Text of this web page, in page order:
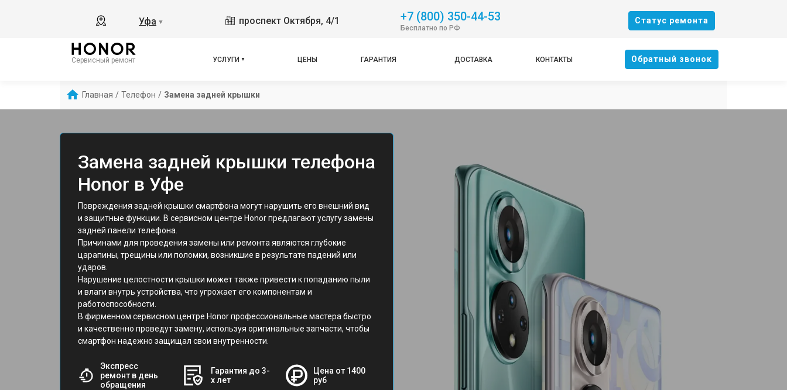
Уфа ▼ проспект Октября, 4/1 +7 (800) 350-44-53
Бесплатно по РФ
Cтатус ремонта
Сервисный ремонт УСЛУГИ ЦЕНЫ ГАРАНТИЯ ДОСТАВКА КОНТАКТЫ Oбратный звонок
Главная / Телефон / Замена задней крышки
Замена задней крышки телефона
Honor в Уфе
Повреждения задней крышки смартфона могут нарушить его внешний вид
и защитные функции. В сервисном центре Honor предлагают услугу замены
задней панели телефона.
Причинами для проведения замены или ремонта являются глубокие
царапины, трещины или поломки, возникшие в результате падений или
ударов.
Нарушение целостности крышки может также привести к попаданию пыли
и влаги внутрь устройства, что угрожает его компонентам и
работоспособности.
В фирменном сервисном центре Honor профессиональные мастера быстро
и качественно проведут замену, используя оригинальные запчасти, чтобы
смартфон надежно защищал свои внутренности.
Экспресс
ремонт в день
обращения
Гарантия до 3-
х лет
Цена от 1400
руб